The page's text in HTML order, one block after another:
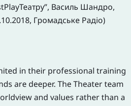
Василь Шандро,
Громадське Радіо)
in their professional training
are deeper. The Theater team
and values rather than a